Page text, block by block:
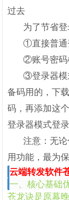
过去
为了节省
①直接普通
②账号密码
③登录器模
备码用的，下
码，再添加这
登录器模式登
注意：无
用功能，最为
云端转发软件
一、核心基础
苍龙诀是原幕